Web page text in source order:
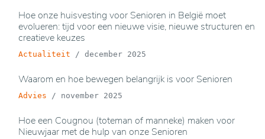
Hoe onze huisvesting voor Senioren in België moet
evolueren: tijd voor een nieuwe visie, nieuwe structuren en
creatieve keuzes
Actualiteit / december 2025
Waarom en hoe bewegen belangrijk is voor Senioren
Advies / november 2025
Hoe een Cougnou (toteman of manneke) maken voor
Nieuwjaar met de hulp van onze Senioren